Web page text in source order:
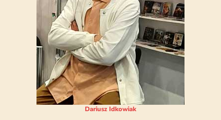
Dariusz Idkowiak